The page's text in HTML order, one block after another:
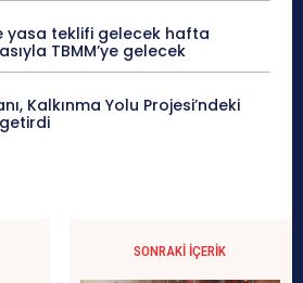
yasa teklifi gelecek hafta
TBMM’ye gelecek
Kalkınma Yolu Projesi’ndeki
getirdi
SONRAKI İÇERIK